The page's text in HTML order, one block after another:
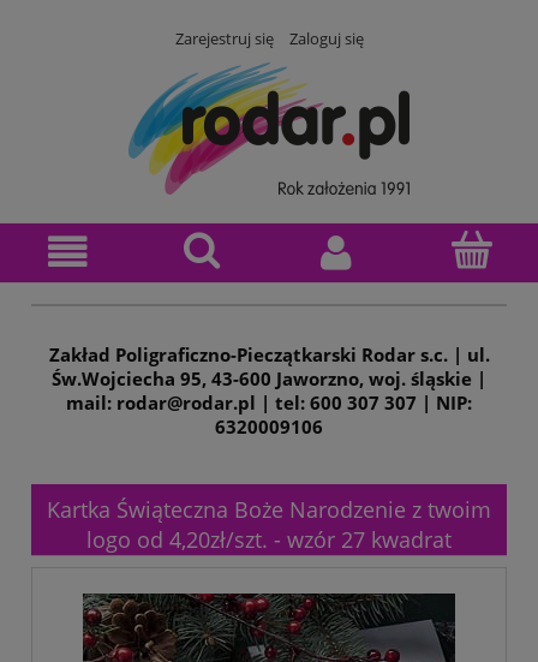
Zarejestruj się Zaloguj się
Zakład Poligraficzno-Pieczątkarski Rodar s.c. | ul.
Św.Wojciecha 95, 43-600 Jaworzno, woj. śląskie |
mail: rodar@rodar.pl | tel: 600 307 307 | NIP:
6320009106
Kartka Świąteczna Boże Narodzenie z twoim
logo od 4,20zł/szt. - wzór 27 kwadrat